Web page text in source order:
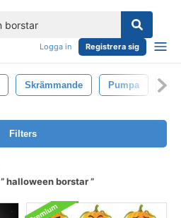
Logga in Registrera sig
Skrämmande Pumpa
Filters
halloween borstar